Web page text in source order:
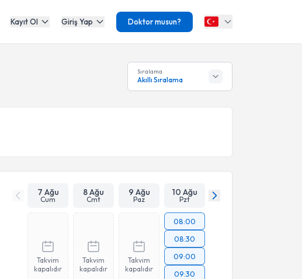
Kayıt Ol Giriş Yap Doktor musun?
Sıralama
Akıllı Sıralama
7 Ağu
Cum
8 Ağu
Cmt
9 Ağu
Paz
10 Ağu
Pzt
Takvim
kapalıdır
Takvim
kapalıdır
Takvim
kapalıdır
08:00
08:30
09:00
09:30